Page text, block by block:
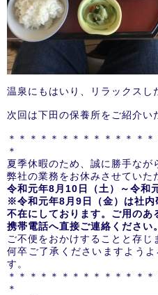
温泉にもはいり、リラックスし
次回は下田の保養所をご紹介
＊＊＊＊＊＊＊＊＊＊＊＊＊
＊
夏季休暇のため、誠に勝手なが
弊社の業務をお休みさせていた
令和元年8 月10 日（土）～令和
※令和元年8 月9 日（金）は社内
不在にしております。ご用のあ
携帯電話へ直接ご連絡ください。
ご不便をおかけすることと存じ
何卒ご了承くださいますよう
す。
＊＊＊＊＊＊＊＊＊＊＊＊＊
＊